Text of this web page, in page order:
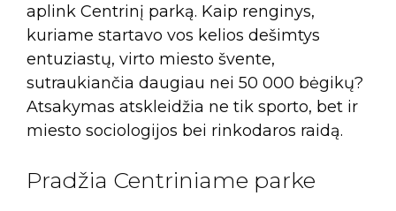
aplink Centrinį parką. Kaip renginys,
kuriame startavo vos kelios dešimtys
entuziastų, virto miesto švente,
sutraukiančia daugiau nei 50 000 bėgikų?
Atsakymas atskleidžia ne tik sporto, bet ir
miesto sociologijos bei rinkodaros raidą.
Pradžia Centriniame parke